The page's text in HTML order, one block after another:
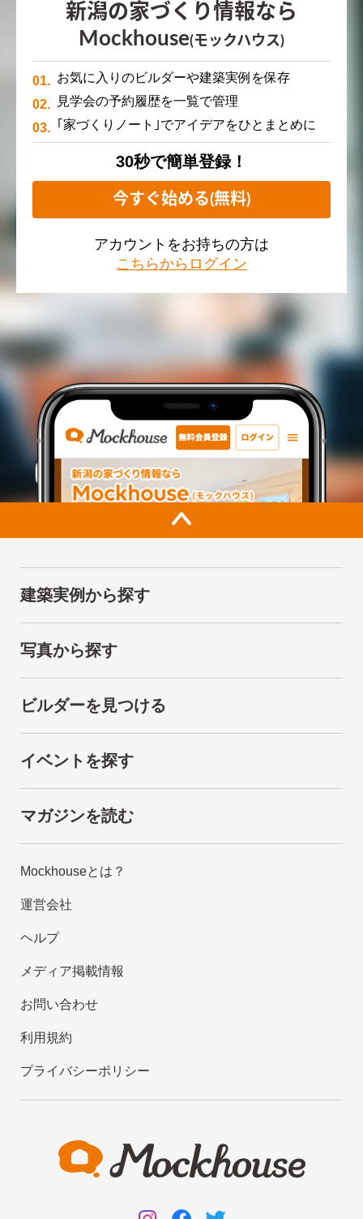
新潟の家づくり情報なら
Mockhouse(モックハウス)
お気に入りのビルダーや建築実例を保存
見学会の予約履歴を一覧で管理
｢家づくりノート｣でアイデアをひとまとめに
30秒で簡単登録！
今すぐ始める(無料)
アカウントをお持ちの方は
こちらからログイン
建築実例から探す
写真から探す
ビルダーを見つける
イベントを探す
マガジンを読む
Mockhouseとは？
運営会社
ヘルプ
メディア掲載情報
お問い合わせ
利用規約
プライバシーポリシー